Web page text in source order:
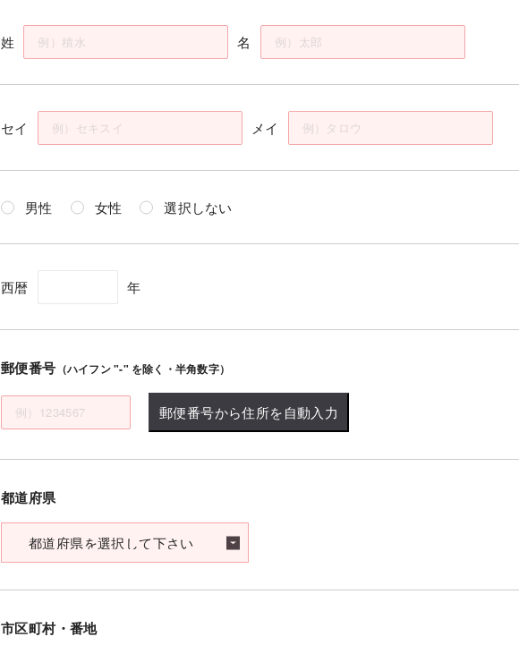
姓 名
セイ メイ
男性 女性 選択しない
西暦 年
郵便番号 （ハイフン "-" を除く・半角数字）
郵便番号から住所を自動入力
都道府県
市区町村・番地